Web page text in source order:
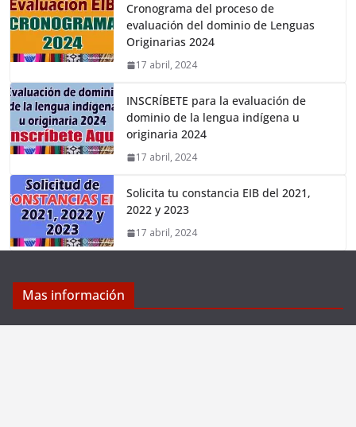
Cronograma del proceso de
evaluación del dominio de Lenguas
Originarias 2024
17 abril, 2024
INSCRÍBETE para la evaluación de
dominio de la lengua indígena u
originaria 2024
17 abril, 2024
Solicita tu constancia EIB del 2021,
2022 y 2023
17 abril, 2024
Mas información